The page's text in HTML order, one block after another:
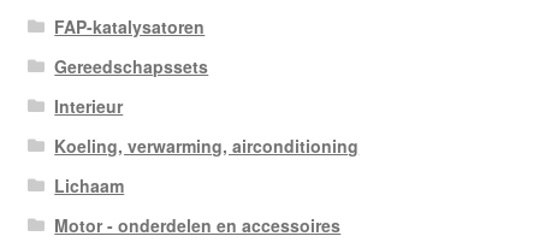
FAP-katalysatoren
Gereedschapssets
Interieur
Koeling, verwarming, airconditioning
Lichaam
Motor - onderdelen en accessoires